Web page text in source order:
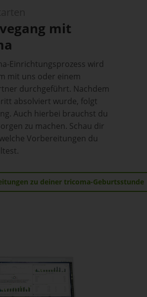
mit
Einrichtungsprozess wird
mit uns oder einem
durchgeführt. Nachdem
absolviert wurde, folgt
Auch hierbei brauchst du
zu machen. Schau dir
Vorbereitungen du
zu deiner tricoma-Geburtsstunde